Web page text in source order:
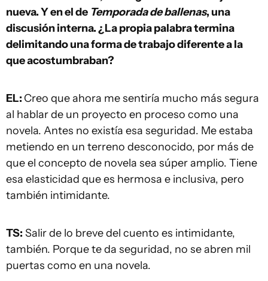
nueva. Y en el de Temporada de ballenas, una
discusión interna. ¿La propia palabra termina
delimitando una forma de trabajo diferente a la
que acostumbraban?
EL: Creo que ahora me sentiría mucho más segura
al hablar de un proyecto en proceso como una
novela. Antes no existía esa seguridad. Me estaba
metiendo en un terreno desconocido, por más de
que el concepto de novela sea súper amplio. Tiene
esa elasticidad que es hermosa e inclusiva, pero
también intimidante.
TS: Salir de lo breve del cuento es intimidante,
también. Porque te da seguridad, no se abren mil
puertas como en una novela.